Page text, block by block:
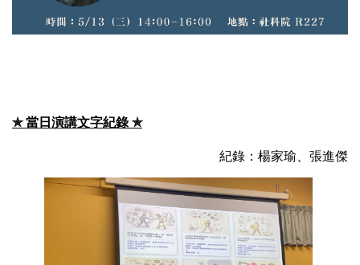
✯當日演講文字紀錄 ✯
紀錄：楊家瑜、張進傑